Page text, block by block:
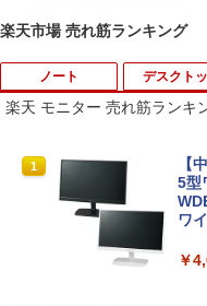
楽天市場 売れ筋ランキング
ノート
1
8
年
代
画
デスクト
1
S
メ
楽天 モニター 売れ筋ランキ
1
【
5型
ワ
￥